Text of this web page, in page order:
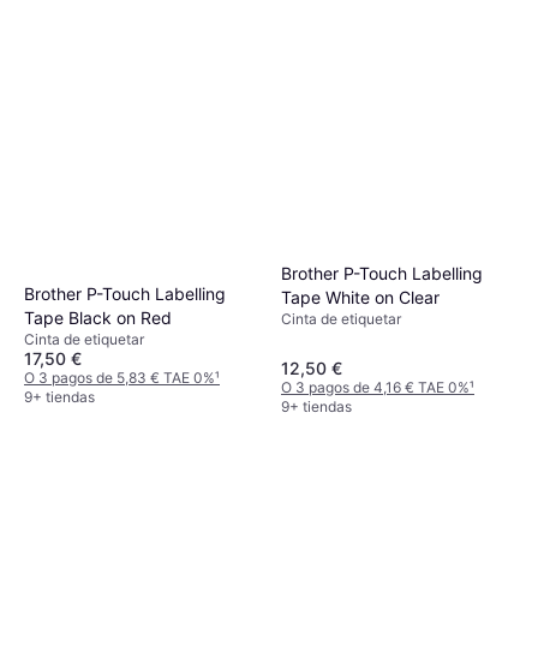
Brother P-Touch Labelling
Tape Black on Red
Cinta de etiquetar
17,50 €
O 3 pagos de 5,83 € TAE 0%¹
9+ tiendas
Brother P-Touch Labelling
Tape White on Clear
Cinta de etiquetar
12,50 €
O 3 pagos de 4,16 € TAE 0%¹
9+ tiendas